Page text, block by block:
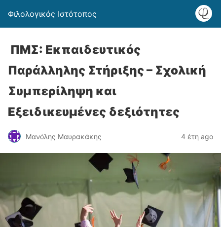
Φιλολογικός Ιστότοπος
ΠΜΣ: Εκπαιδευτικός
Παράλληλης Στήριξης – Σχολική
Συμπερίληψη και
Εξειδικευμένες δεξιότητες
Μανόλης Μαυρακάκης 4 έτη ago